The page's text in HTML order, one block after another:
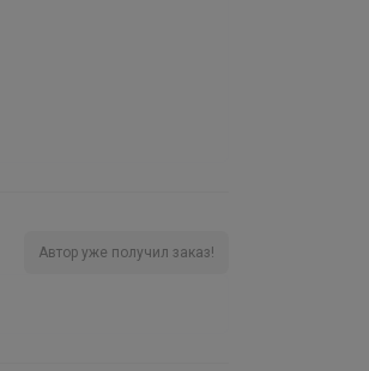
Автор уже получил заказ!